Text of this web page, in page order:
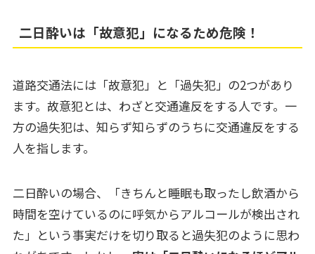
二日酔いは「故意犯」になるため危険！
道路交通法には「故意犯」と「過失犯」の2つがあり
ます。故意犯とは、わざと交通違反をする人です。一
方の過失犯は、知らず知らずのうちに交通違反をする
人を指します。
二日酔いの場合、「きちんと睡眠も取ったし飲酒から
時間を空けているのに呼気からアルコールが検出され
た」という事実だけを切り取ると過失犯のように思わ